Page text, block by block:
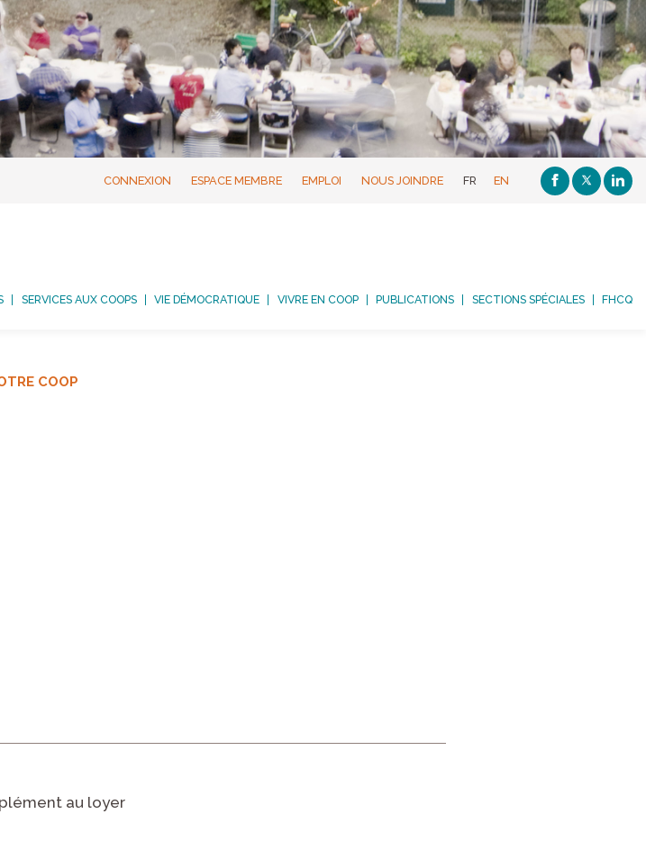
CONNEXION ESPACE MEMBRE EMPLOI NOUS JOINDRE FR EN
SERVICES AUX COOPS VIE DÉMOCRATIQUE VIVRE EN COOP PUBLICATIONS SECTIONS SPÉCIALES FHCQ
COOP
au loyer